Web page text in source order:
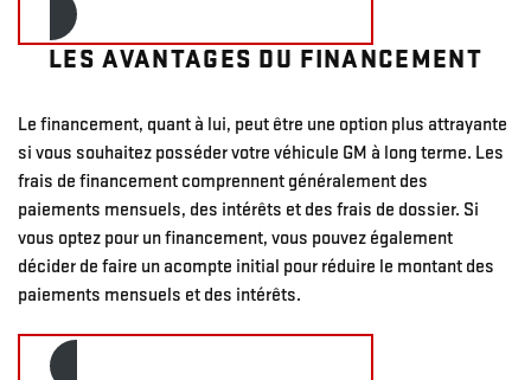
LES AVANTAGES DU FINANCEMENT
Le financement, quant à lui, peut être une option plus attrayante
si vous souhaitez posséder votre véhicule GM à long terme. Les
frais de financement comprennent généralement des
paiements mensuels, des intérêts et des frais de dossier. Si
vous optez pour un financement, vous pouvez également
décider de faire un acompte initial pour réduire le montant des
paiements mensuels et des intérêts.